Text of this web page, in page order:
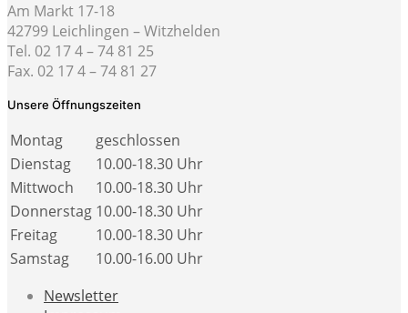
Am Markt 17-18
42799 Leichlingen – Witzhelden
Tel. 02 17 4 – 74 81 25
Fax. 02 17 4 – 74 81 27
Unsere Öffnungszeiten
Montag
geschlossen
Dienstag
10.00-18.30 Uhr
Mittwoch
10.00-18.30 Uhr
Donnerstag 10.00-18.30 Uhr
Freitag
10.00-18.30 Uhr
Samstag
10.00-16.00 Uhr
Newsletter